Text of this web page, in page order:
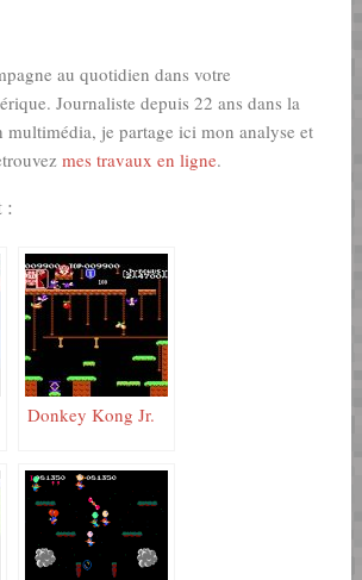
au quotidien dans votre
Journaliste depuis 22 ans dans la
multimédia, je partage ici mon analyse et
mes travaux en ligne.
:
Donkey Kong Jr.